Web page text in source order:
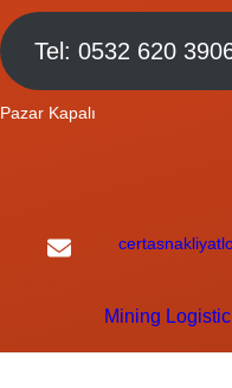
Tel: 0532 620
Pazar Kapalı
Mining